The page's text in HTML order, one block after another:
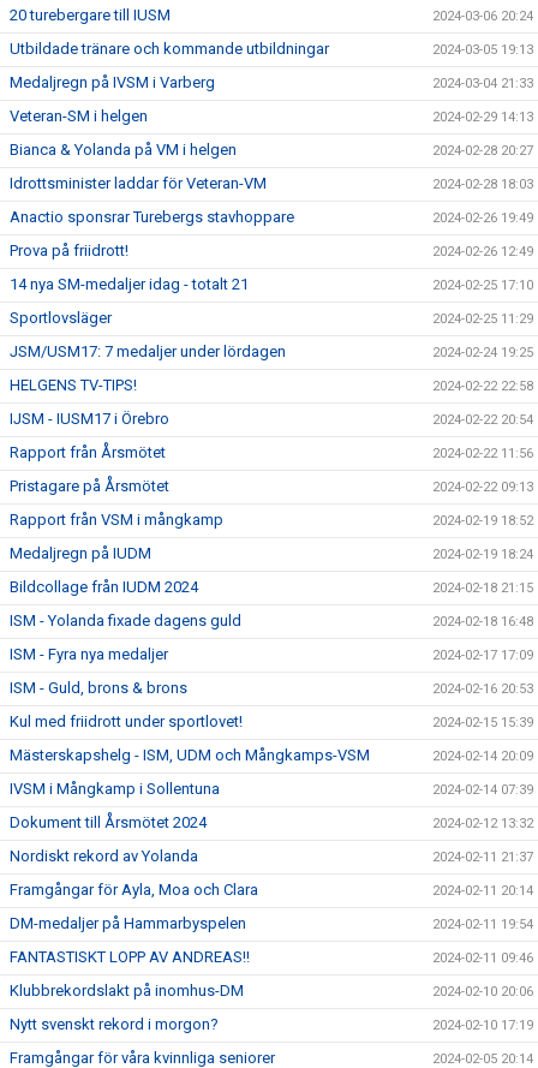
20 turebergare till IUSM 2024-03-06 20:24
Utbildade tränare och kommande utbildningar 2024-03-05 19:13
Medaljregn på IVSM i Varberg 2024-03-04 21:33
Veteran-SM i helgen 2024-02-29 14:13
Bianca & Yolanda på VM i helgen 2024-02-28 20:27
Idrottsminister laddar för Veteran-VM 2024-02-28 18:03
Anactio sponsrar Turebergs stavhoppare 2024-02-26 19:49
Prova på friidrott! 2024-02-26 12:49
14 nya SM-medaljer idag - totalt 21 2024-02-25 17:10
Sportlovsläger 2024-02-25 11:29
JSM/USM17: 7 medaljer under lördagen 2024-02-24 19:25
HELGENS TV-TIPS! 2024-02-22 22:58
IJSM - IUSM17 i Örebro 2024-02-22 20:54
Rapport från Årsmötet 2024-02-22 11:56
Pristagare på Årsmötet 2024-02-22 09:13
Rapport från VSM i mångkamp 2024-02-19 18:52
Medaljregn på IUDM 2024-02-19 18:24
Bildcollage från IUDM 2024 2024-02-18 21:15
ISM - Yolanda fixade dagens guld 2024-02-18 16:48
ISM - Fyra nya medaljer 2024-02-17 17:09
ISM - Guld, brons & brons 2024-02-16 20:53
Kul med friidrott under sportlovet! 2024-02-15 15:39
Mästerskapshelg - ISM, UDM och Mångkamps-VSM 2024-02-14 20:09
IVSM i Mångkamp i Sollentuna 2024-02-14 07:39
Dokument till Årsmötet 2024 2024-02-12 13:32
Nordiskt rekord av Yolanda 2024-02-11 21:37
Framgångar för Ayla, Moa och Clara 2024-02-11 20:14
DM-medaljer på Hammarbyspelen 2024-02-11 19:54
FANTASTISKT LOPP AV ANDREAS!! 2024-02-11 09:46
Klubbrekordslakt på inomhus-DM 2024-02-10 20:06
Nytt svenskt rekord i morgon? 2024-02-10 17:19
Framgångar för våra kvinnliga seniorer 2024-02-05 20:14